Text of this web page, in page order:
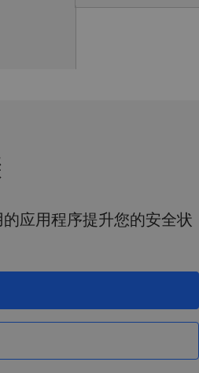
应用程序提升您的安全状